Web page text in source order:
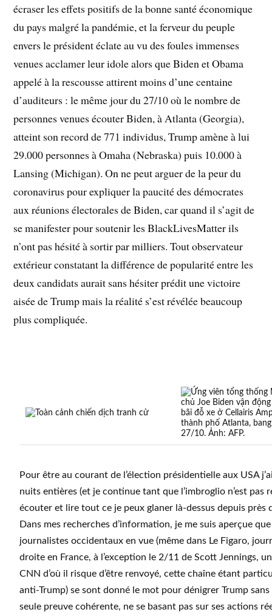
écraser les effets positifs de la bonne santé économique
du pays malgré la pandémie, et la ferveur du peuple
envers le président éclate au vu des foules immenses
venues acclamer leur idole alors que Biden et Obama
appelé à la rescousse attirent moins d’une centaine
d’auditeurs : le même jour du 27/10 où le nombre de
personnes venues écouter Biden, à Atlanta (Georgia),
atteint son record de 771 individus, Trump amène à lui
29.000 personnes à Omaha (Nebraska) puis 10.000 à
Lansing (Michigan). On ne peut arguer de la peur du
coronavirus pour expliquer la paucité des démocrates
aux réunions électorales de Biden, car quand il s’agit de
se manifester pour soutenir les BlackLivesMatter ils
n’ont pas hésité à sortir par milliers. Tout observateur
extérieur constatant la différence de popularité entre les
deux candidats aurait sans hésiter prédit une victoire
aisée de Trump mais la réalité s’est révélée beaucoup
plus compliquée.
Pour être au courant de l’élection présidentielle aux USA
nuits entières (et je continue tant que l’imbroglio n’est pas
écouter et lire tout ce je peux glaner là-dessus depuis près
Dans mes recherches d’information, je me suis aperçue
journalistes occidentaux en vue (même dans Le Figaro,
droite en France, à l’exception le 2/11 de Scott Jennings,
CNN d’où il risque d’être renvoyé, cette chaîne étant
anti-Trump) se sont donné le mot pour dénigrer Trump
seule preuve cohérente, ne se basant pas sur ses actions